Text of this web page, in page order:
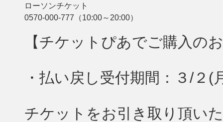
ローソンチケット
0570-000-777（10:00～20:00）
【チケットぴあでご購入の
・払い戻し受付期間：３/２
チケットをお引き取り頂い